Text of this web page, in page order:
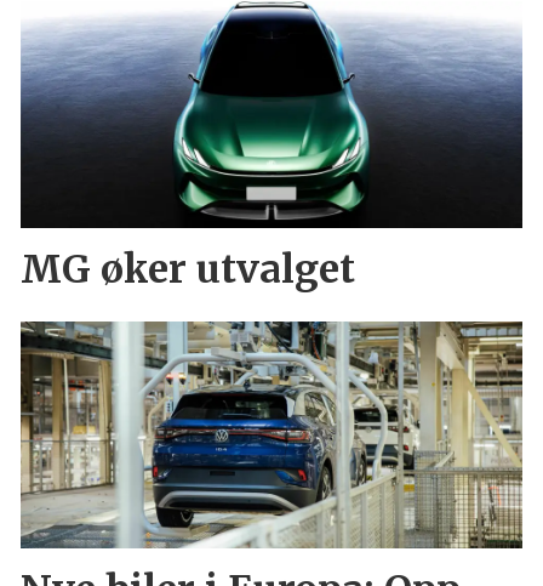
MG øker utvalget